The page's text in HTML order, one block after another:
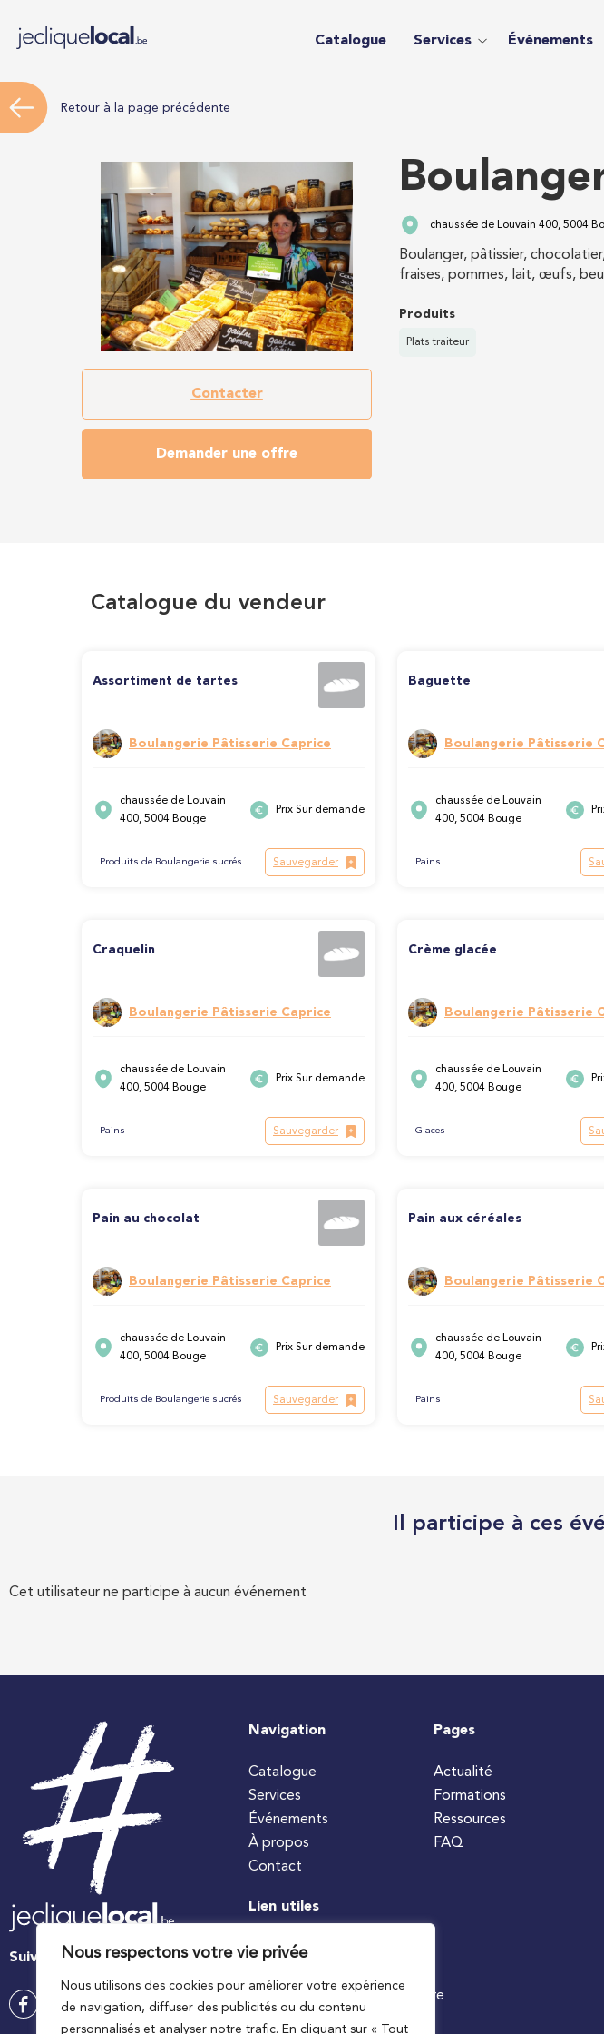
Nous respectons votre vie privée
Nous utilisons des cookies pour améliorer votre expérience
de navigation, diffuser des publicités ou du contenu
personnalisés et analyser notre trafic. En cliquant sur « Tout
Catalogue Services Événements
Retour à la page précédente
Contacter
Demander une offre
chaussée de Louvain 400, 5004
Boulanger, pâtissier,
fraises, pommes, lait, œufs,
Produits
Plats traiteur
Catalogue du vendeur
Assortiment de tartes
Boulangerie Pâtisserie Caprice
chaussée de Louvain
400, 5004 Bouge
Prix Sur demande
Produits de Boulangerie sucrés Sauvegarder
Baguette
Boulangerie Pâtisserie
chaussée de Louvain
400, 5004 Bouge
Pains
Craquelin
Boulangerie Pâtisserie Caprice
chaussée de Louvain
400, 5004 Bouge
Prix Sur demande
Pains Sauvegarder
Crème glacée
Boulangerie Pâtisserie
chaussée de Louvain
400, 5004 Bouge
Glaces
Pain au chocolat
Boulangerie Pâtisserie Caprice
chaussée de Louvain
400, 5004 Bouge
Prix Sur demande
Produits de Boulangerie sucrés Sauvegarder
Pain aux céréales
Boulangerie Pâtisserie
chaussée de Louvain
400, 5004 Bouge
Pains
Il participe à ces
Cet utilisateur ne participe à aucun événement
Suivez-nous
Navigation
Catalogue
Services
Événements
À propos
Contact
Pages
Actualité
Formations
Ressources
FAQ
Lien utiles
#jecuisinelocal
Ministre wallon de l’agriculture